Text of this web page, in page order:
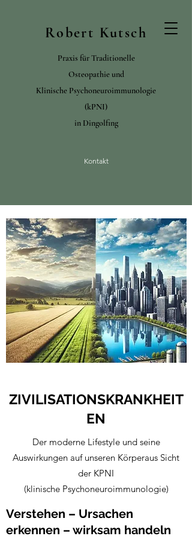
Robert Kutsch
Praxis für Traditionelle
Osteopathie und
Klinische Psychoneuroimmunologie
(kPNI)
in Dingolfing
Kontakt
ZIVILISATIONSKRANKHEIT
EN
Der moderne Lifestyle und seine
Auswirkungen auf unseren Körperaus Sicht
der KPNI
(klinische Psychoneuroimmunologie)
Verstehen – Ursachen
erkennen – wirksam handeln